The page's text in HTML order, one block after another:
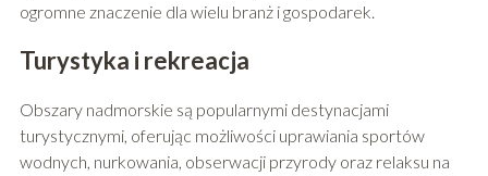
ogromne znaczenie dla wielu branż i gospodarek.
Turystyka i rekreacja
Obszary nadmorskie są popularnymi destynacjami
turystycznymi, oferując możliwości uprawiania sportów
wodnych, nurkowania, obserwacji przyrody oraz relaksu na